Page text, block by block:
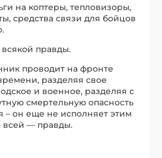
на коптеры, тепловизоры,
средства связи для бойцов
правды.
проводит на фронте
разделяя свое
и военное, разделяя с
смертельную опасность
он еще не исполняет этим
всей — правды.